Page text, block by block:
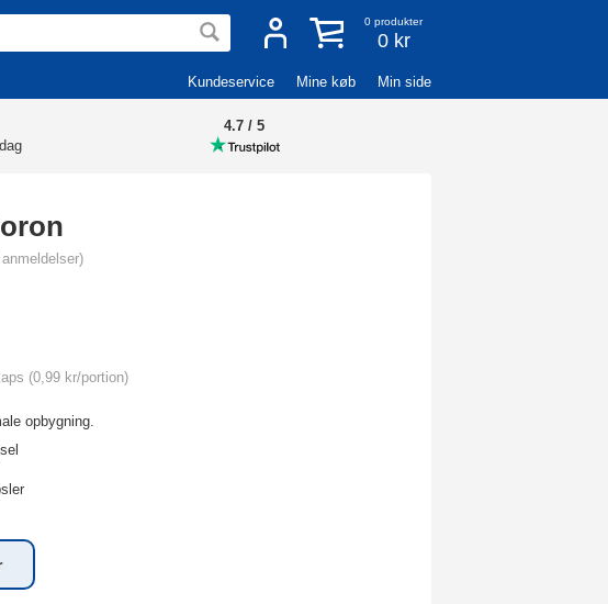
0 produkter
0 kr
Kundeservice Mine køb Min side
4.7 / 5
anmeldelser)
(0,99 kr/portion)
opbygning.